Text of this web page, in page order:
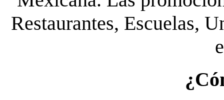
Restaurantes, Escuelas,